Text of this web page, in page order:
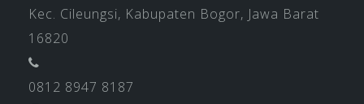
Kec. Cileungsi, Kabupaten Bogor, Jawa Barat
16820
0812 8947 8187